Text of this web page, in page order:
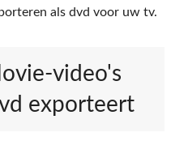
als dvd voor uw tv.
video's
exporteert